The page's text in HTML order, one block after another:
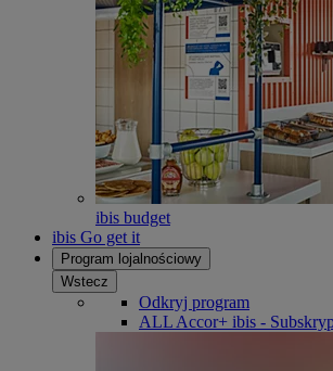
ibis budget
ibis Go get it
Program lojalnościowy
Wstecz
Odkryj program
ALL Accor+ ibis -